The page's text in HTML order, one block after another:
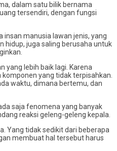
dalam satu bilik bernama
tersendiri, dengan fungsi
insan manusia lawan jenis, yang
hidup, juga saling berusaha untuk
yang lebih baik lagi. Karena
yang tidak terpisahkan.
waktu, dimana bertemu, dan
saja fenomena yang banyak
reaksi geleng-geleng kepala.
Yang tidak sedikit dari beberapa
membuat hal tersebut harus